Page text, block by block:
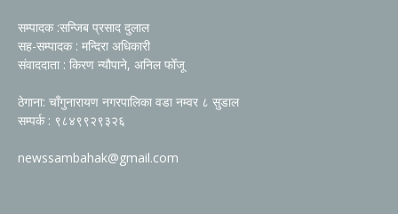
सम्पादक :सन्जिब प्रसाद दुलाल
सह-सम्पादक : मन्दिरा अधिकारी
संवाददाता : किरण न्यौपाने, अनिल फोँजू
ठेगाना: चाँगुनारायण नगरपालिका वडा नम्वर ८ सुडाल
सम्पर्क : ९८४९९२९३२६
newssambahak@gmail.com